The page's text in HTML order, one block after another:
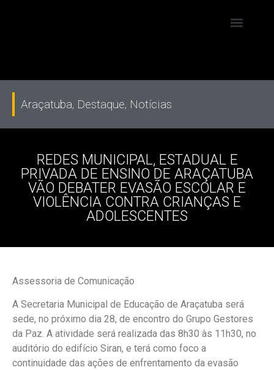
Araçatuba, Destaque, Notícias
REDES MUNICIPAL, ESTADUAL E
PRIVADA DE ENSINO DE ARAÇATUBA
VÃO DEBATER EVASÃO ESCOLAR E
VIOLÊNCIA CONTRA CRIANÇAS E
ADOLESCENTES
Assessoria de Comunicação
A Secretaria Municipal de Educação de Araçatuba será
sede, no próximo dia 28, de encontro do Grupo Gestores
da Paz. A atividade será realizada das 8h30 às 11h30, no
auditório do edifício Siran, e terá como foco a
continuidade das ações de enfrentamento da evasão